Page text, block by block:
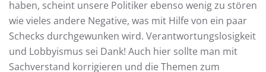
haben, scheint unsere Politiker ebenso wenig zu stören
wie vieles andere Negative, was mit Hilfe von ein paar
Schecks durchgewunken wird. Verantwortungslosigkeit
und Lobbyismus sei Dank! Auch hier sollte man mit
Sachverstand korrigieren und die Themen zum